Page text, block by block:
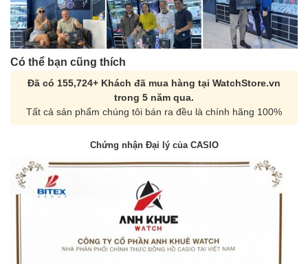
Có thể bạn cũng thích
Đã có 155,724+ Khách đã mua hàng tại WatchStore.vn
trong 5 năm qua.
Tất cả sản phẩm chúng tôi bán ra đều là chính hãng 100%
Chứng nhận Đại lý của CASIO